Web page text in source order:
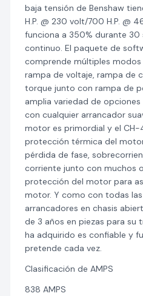
baja tensión de Benshaw
H.P. @ 230 volt/700 H.P. @
funciona a 350% durante 30
continuo. El paquete de
comprende múltiples modos
rampa de voltaje, rampa de
torque junto con rampa de
amplia variedad de
con cualquier arrancador
motor es primordial y el
protección térmica del
pérdida de fase,
corriente junto con muchos
protección del motor para
motor. Y como con todas
arrancadores en chasis
de 3 años en piezas para su
ha adquirido es confiable y
pretende cada vez.
Clasificación de AMPS
838 AMPS